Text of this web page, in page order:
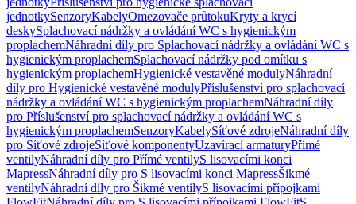
jednotkySenzoryKabelyOmezovače průtokuKryty a krycí
deskySplachovací nádržky a ovládání WC s hygienickým
proplachemNáhradní díly pro Splachovací nádržky a ovládání WC s
hygienickým proplachemSplachovací nádržky pod omítku s
hygienickým proplachemHygienické vestavěné modulyNáhradní
díly pro Hygienické vestavěné modulyPříslušenství pro splachovací
nádržky a ovládání WC s hygienickým proplachemNáhradní díly
pro Příslušenství pro splachovací nádržky a ovládání WC s
hygienickým proplachemSenzoryKabelySíťové zdrojeNáhradní díly
pro Síťové zdrojeSíťové komponentyUzavírací armaturyPřímé
ventilyNáhradní díly pro Přímé ventilyS lisovacími konci
MapressNáhradní díly pro S lisovacími konci MapressŠikmé
ventilyNáhradní díly pro Šikmé ventilyS lisovacími přípojkami